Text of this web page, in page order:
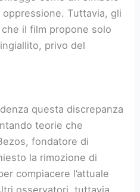
Tuttavia, gli
il film propone solo
privo del
questa discrepanza
teorie che
fondatore di
la rimozione di
compiacere l’attuale